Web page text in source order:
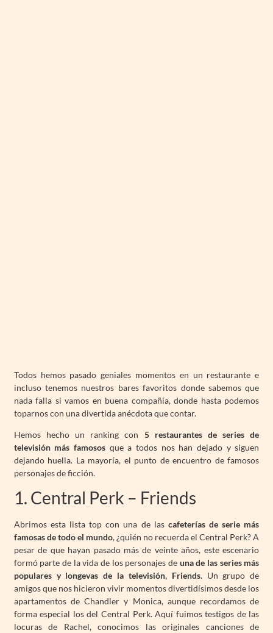
Todos hemos pasado geniales momentos en un restaurante e
incluso tenemos nuestros bares favoritos donde sabemos que
nada falla si vamos en buena compañía, donde hasta podemos
toparnos con una divertida anécdota que contar.
Hemos hecho un ranking con 5 restaurantes de series de
televisión más famosos que a todos nos han dejado y siguen
dejando huella. La mayoría, el punto de encuentro de famosos
personajes de ficción.
1. Central Perk – Friends
Abrimos esta lista top con una de las cafeterías de serie más
famosas de todo el mundo, ¿quién no recuerda el Central Perk? A
pesar de que hayan pasado más de veinte años, este escenario
formó parte de la vida de los personajes de una de las series más
populares y longevas de la televisión, Friends. Un grupo de
amigos que nos hicieron vivir momentos divertidísimos desde los
apartamentos de Chandler y Monica, aunque recordamos de
forma especial los del Central Perk. Aquí fuimos testigos de las
locuras de Rachel, conocimos las originales canciones de